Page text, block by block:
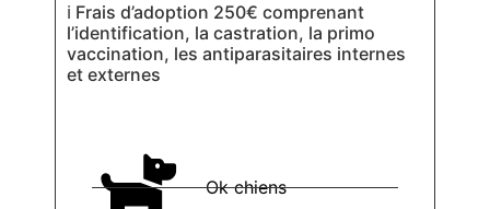
ℹ Frais d’adoption 250€ comprenant
l’identification, la castration, la primo
vaccination, les antiparasitaires internes
et externes
Ok chiens